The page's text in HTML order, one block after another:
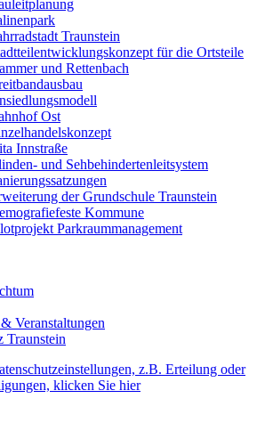
Traunstein
für die Ortsteile
und Rettenbach
Ost
Innstraße
und Sehbehindertenleitsystem
der Grundschule Traunstein
Kommune
Parkraummanagement
Veranstaltungen
Traunstein
z.B. Erteilung oder
klicken Sie hier